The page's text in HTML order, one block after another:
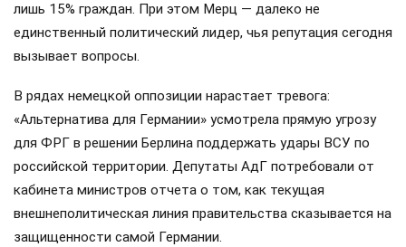
лишь 15% граждан. При этом Мерц — далеко не
единственный политический лидер, чья репутация сегодня
вызывает вопросы.
В рядах немецкой оппозиции нарастает тревога:
«Альтернатива для Германии» усмотрела прямую угрозу
для ФРГ в решении Берлина поддержать удары ВСУ по
российской территории. Депутаты АдГ потребовали от
кабинета министров отчета о том, как текущая
внешнеполитическая линия правительства сказывается на
защищенности самой Германии.